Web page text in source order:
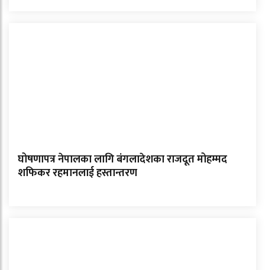
घोषणापत्र नेपालका लागि बंगलादेशका राजदूत मोहम्मद
शफिकर रहमानलाई हस्तान्तरण